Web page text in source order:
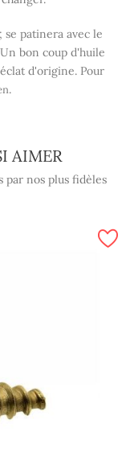
patinera avec le
bon coup d'huile
d'origine. Pour
.
AIMER
par nos plus fidèles